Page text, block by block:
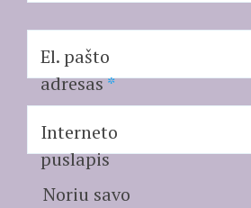
El. pašto
adresas*
Interneto
puslapis
Noriu savo